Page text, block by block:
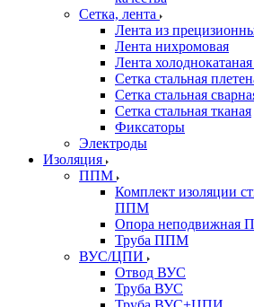
Сетка, лента
Лента из
Лента нихромовая
Лента
Сетка стальная
Сетка стальная
Сетка стальная тканая
Фиксаторы
Электроды
Изоляция
ППМ
Комплект изоляции
ППМ
Опора неподвижная
Труба ППМ
ВУС/ЦПИ
Отвод ВУС
Труба ВУС